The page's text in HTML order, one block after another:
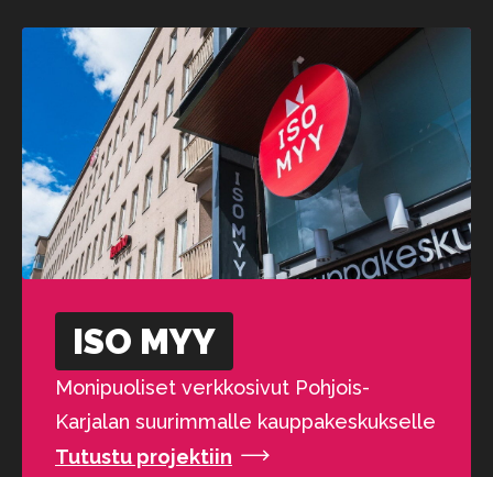
ISO MYY
Monipuoliset verkkosivut Pohjois-
Karjalan suurimmalle kauppakeskukselle
Tutustu projektiin